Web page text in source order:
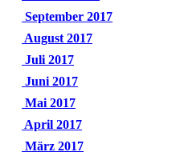
September 2017
August 2017
Juli 2017
Juni 2017
Mai 2017
April 2017
März 2017